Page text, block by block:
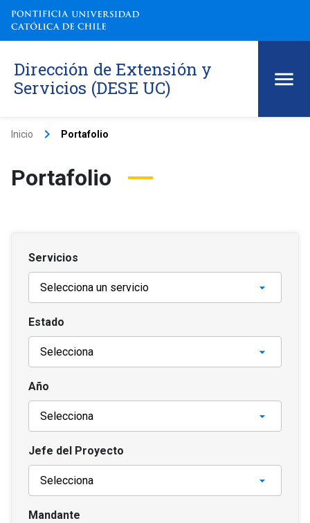
Dirección de Extensión y
Servicios (DESE UC)
Inicio keyboard_arrow_right Portafolio
Portafolio
Servicios
Estado
Año
Jefe del Proyecto
Mandante